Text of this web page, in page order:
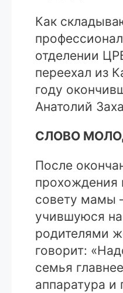
Как
отделении
переехал из
году
Анатолий
СЛОВО
После
прохождения
совету мамы
учившуюся
родителями
говорит:
семья
аппаратура и